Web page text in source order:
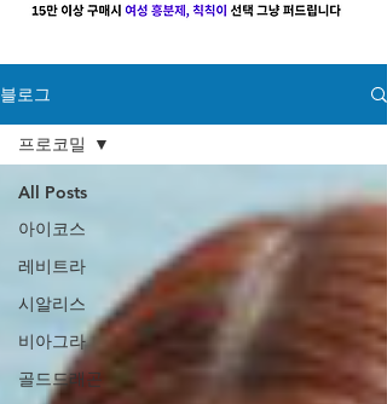
블로그
All Posts
아이코스
레비트라
시알리스
비아그라
골드드래곤
프로코밀